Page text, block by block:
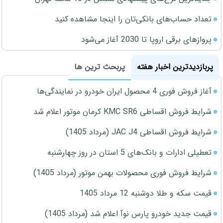
تعداد حساب‌های بانکی‌تان را اینجا مشاهده کنید
پروازهای برقی اروپا تا 2030 آغاز می‌شود
پربازدیدترین اخبار هفته
پربحث ترین ها
آغاز فروش فوری 4 محصول ایران خودرو در نمایندگی‌ها
شرایط فروش اقساطی KMC SR6 کرمان موتور اعلام شد
شرایط فروش اقساطی JAC J4 (مرداد 1405)
تعطیلی ادارات و بانک‌های 5 استان در روز چهارشنبه
شرایط فروش فوری محصولات بهمن موتور (مرداد 1405)
قیمت سکه و طلا دوشنبه 12 مرداد 1405
قیمت جدید خودرو پارس نوآ اعلام شد (مرداد 1405)